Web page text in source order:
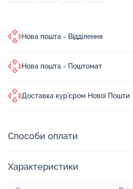
Нова пошта - Відділення
Нова пошта - Поштомат
Доставка кур'єром Нової Пошти
Способи оплати
Характеристики